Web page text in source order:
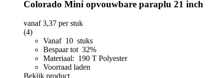
Colorado Mini opvouwbare paraplu 21 inch
vanaf3,37 per stuk
(4)
Vanaf 10 stuks
Bespaar tot 32%
Materiaal: 190 T Polyester
Voorraad laden
Bekijk product